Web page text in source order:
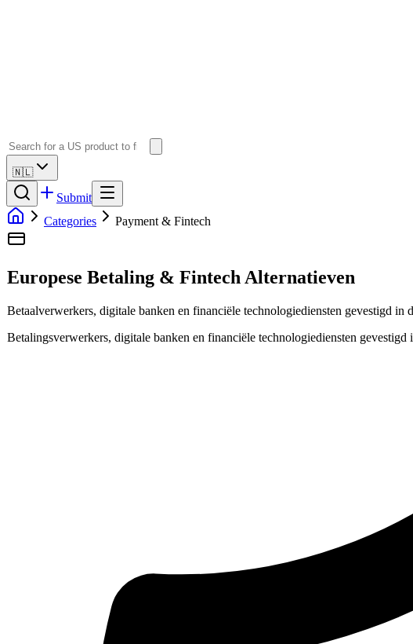
🇳🇱
Submit
Categories
Payment & Fintech
Europese Betaling & Fintech Alternatieven
Betaalverwerkers, digitale banken en financiële technologiediensten gevestigd in
Betalingsverwerkers, digitale banken en financiële technologiediensten